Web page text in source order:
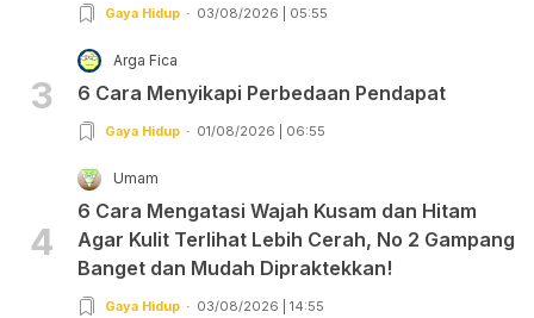
Gaya Hidup 03/08/2026 | 05:55
3
Arga Fica
6 Cara Menyikapi Perbedaan Pendapat
Gaya Hidup 01/08/2026 | 06:55
4
Umam
6 Cara Mengatasi Wajah Kusam dan Hitam
Agar Kulit Terlihat Lebih Cerah, No 2 Gampang
Banget dan Mudah Dipraktekkan!
Gaya Hidup 03/08/2026 | 14:55